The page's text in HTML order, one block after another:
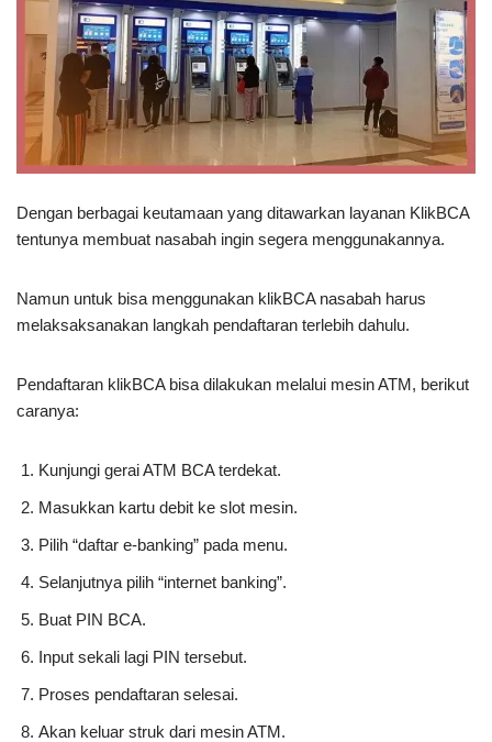
Dengan berbagai keutamaan yang ditawarkan layanan KlikBCA
tentunya membuat nasabah ingin segera menggunakannya.
Namun untuk bisa menggunakan klikBCA nasabah harus
melaksaksanakan langkah pendaftaran terlebih dahulu.
Pendaftaran klikBCA bisa dilakukan melalui mesin ATM, berikut
caranya:
Kunjungi gerai ATM BCA terdekat.
Masukkan kartu debit ke slot mesin.
Pilih “daftar e-banking” pada menu.
Selanjutnya pilih “internet banking”.
Buat PIN BCA.
Input sekali lagi PIN tersebut.
Proses pendaftaran selesai.
Akan keluar struk dari mesin ATM.